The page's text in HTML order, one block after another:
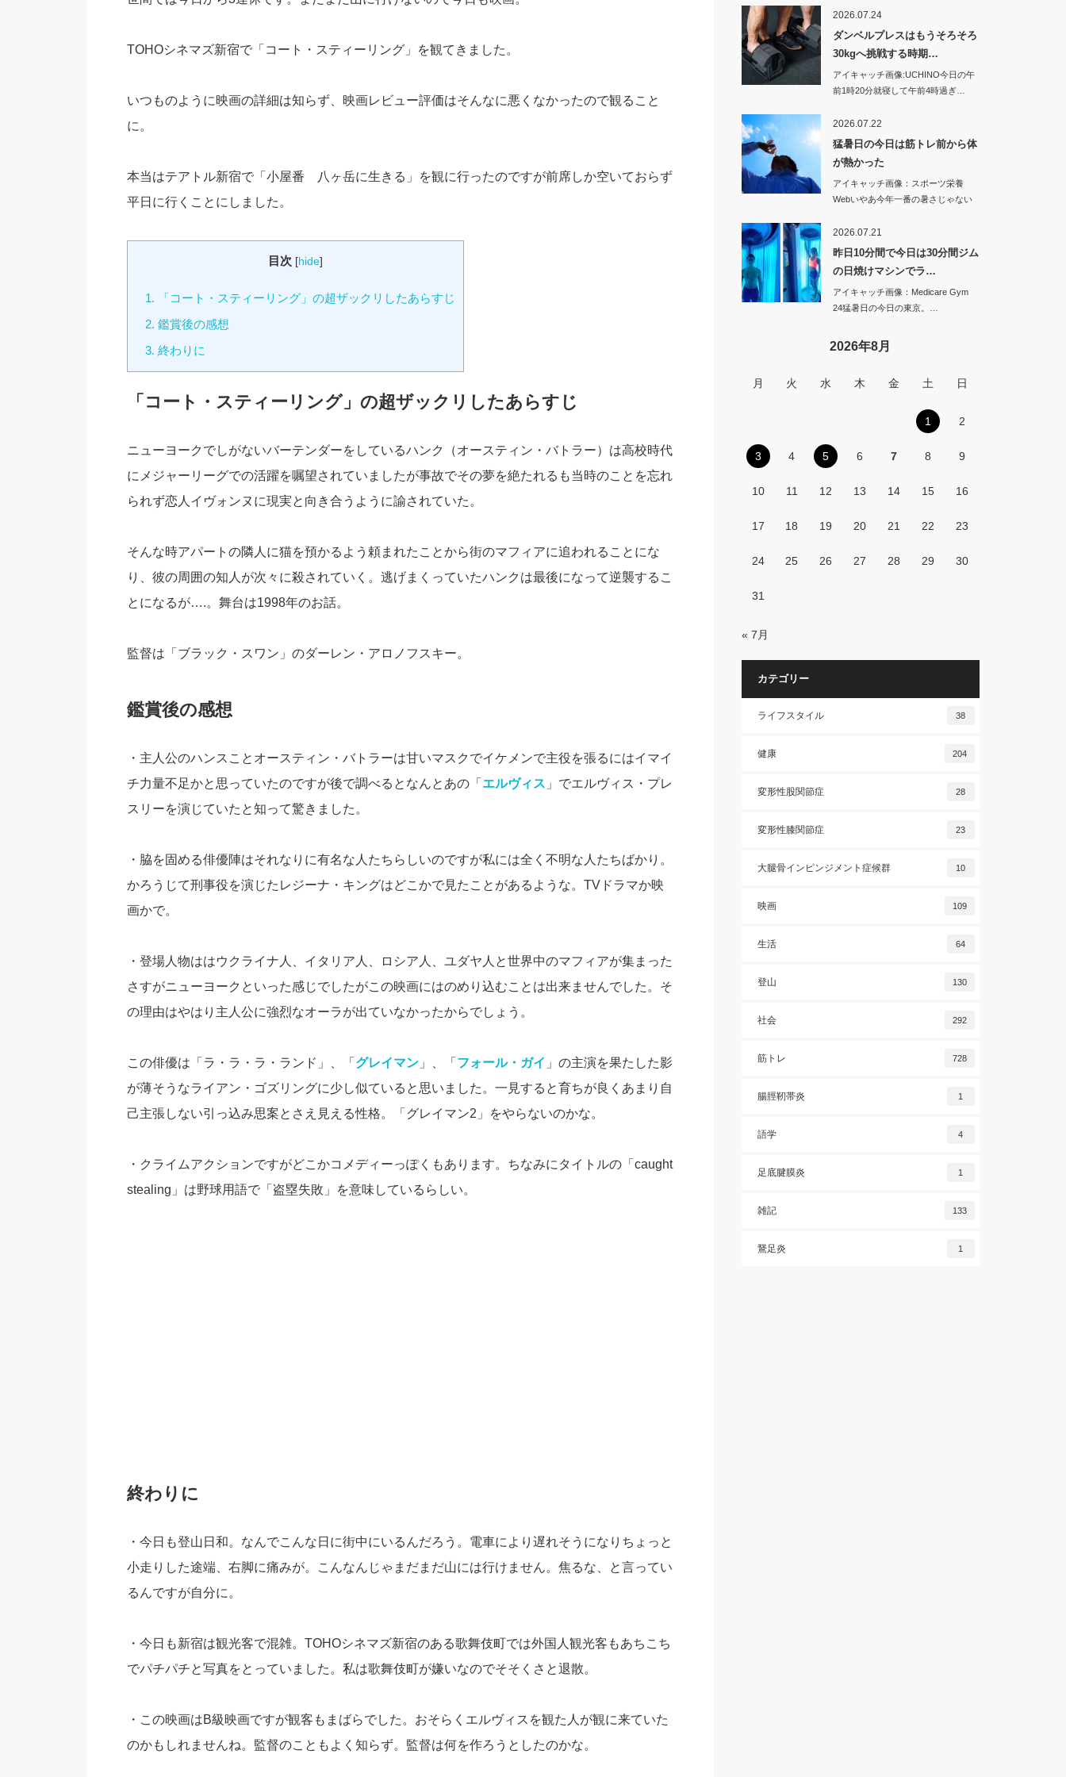
TOHOシネマズ新宿で「コート・スティーリング」を観てきました。
いつものように映画の詳細は知らず、映画レビュー評価はそんなに悪くなかったので観ること
に。
本当はテアトル新宿で「小屋番 八ヶ岳に生きる」を観に行ったのですが前席しか空いておらず
平日に行くことにしました。
目次 [hide]
1. 「コート・スティーリング」の超ザックリしたあらすじ
2. 鑑賞後の感想
3. 終わりに
「コート・スティーリング」の超ザックリしたあらすじ
ニューヨークでしがないバーテンダーをしているハンク（オースティン・バトラー）は高校時代
にメジャーリーグでの活躍を嘱望されていましたが事故でその夢を絶たれるも当時のことを忘れ
られず恋人イヴォンヌに現実と向き合うように諭されていた。
そんな時アパートの隣人に猫を預かるよう頼まれたことから街のマフィアに追われることにな
り、彼の周囲の知人が次々に殺されていく。逃げまくっていたハンクは最後になって逆襲するこ
とになるが….。舞台は1998年のお話。
監督は「ブラック・スワン」のダーレン・アロノフスキー。
鑑賞後の感想
・主人公のハンスことオースティン・バトラーは甘いマスクでイケメンで主役を張るにはイマイ
チ力量不足かと思っていたのですが後で調べるとなんとあの「 エルヴィス 」でエルヴィス・プレ
スリーを演じていたと知って驚きました。
・脇を固める俳優陣はそれなりに有名な人たちらしいのですが私には全く不明な人たちばかり。
かろうじて刑事役を演じたレジーナ・キングはどこかで見たことがあるような。TVドラマか映
画かで。
・登場人物ははウクライナ人、イタリア人、ロシア人、ユダヤ人と世界中のマフィアが集まった
さすがニューヨークといった感じでしたがこの映画にはのめり込むことは出来ませんでした。そ
の理由はやはり主人公に強烈なオーラが出ていなかったからでしょう。
この俳優は「ラ・ラ・ラ・ランド」、「 グレイマン」、「 フォール・ガイ 」の主演を果たした影
が薄そうなライアン・ゴズリングに少し似ていると思いました。一見すると育ちが良くあまり自
己主張しない引っ込み思案とさえ見える性格。「グレイマン2」をやらないのかな。
・クライムアクションですがどこかコメディーっぽくもあります。ちなみにタイトルの「caught
stealing」は野球用語で「盗塁失敗」を意味しているらしい。
終わりに
・今日も登山日和。なんでこんな日に街中にいるんだろう。電車により遅れそうになりちょっと
小走りした途端、右脚に痛みが。こんなんじゃまだまだ山には行けません。焦るな、と言ってい
るんですが自分に。
・今日も新宿は観光客で混雑。TOHOシネマズ新宿のある歌舞伎町では外国人観光客もあちこち
でパチパチと写真をとっていました。私は歌舞伎町が嫌いなのでそそくさと退散。
・この映画はB級映画ですが観客もまばらでした。おそらくエルヴィスを観た人が観に来ていた
のかもしれませんね。監督のこともよく知らず。監督は何を作ろうとしたのかな。
2026.07.24
ダンベルプレスはもうそろそろ
30kgへ挑戦する時期…
アイキャッチ画像:UCHINO今日の午
前1時20分就寝して午前4時過ぎ…
2026.07.22
猛暑日の今日は筋トレ前から体
が熱かった
アイキャッチ画像：スポーツ栄養
Webいやあ今年一番の暑さじゃない
2026.07.21
昨日10分間で今日は30分間ジム
の日焼けマシンでラ…
アイキャッチ画像：Medicare Gym
24猛暑日の今日の東京。…
2026年8月
月 火 水 木 金 土 日
1 2
3 4 5 6 7 8 9
10 11 12 13 14 15 16
17 18 19 20 21 22 23
24 25 26 27 28 29 30
31
« 7月
カテゴリー
ライフスタイル 38
健康 204
変形性股関節症 28
変形性膝関節症 23
大腿骨インピンジメント症候群 10
映画 109
生活 64
登山 130
社会 292
筋トレ 728
腸脛靭帯炎 1
語学 4
足底腱膜炎 1
雑記 133
鵞足炎 1